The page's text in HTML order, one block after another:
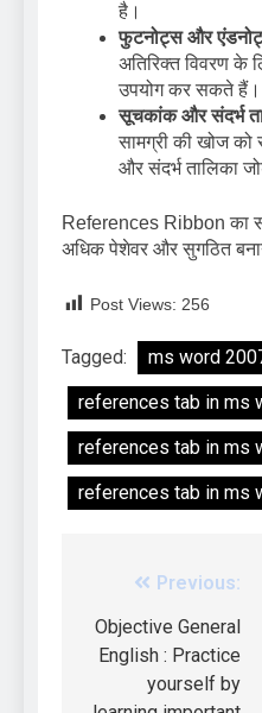
है।
फुटनोट्स और
अतिरिक्त विवरण के
उपयोग कर सकते हैं।
सूचकांक और संदर्भ
सामग्री की खोज
और संदर्भ तालिका
References Ribbon का
अधिक पेशेवर और सुगठित
Post Views: 256
Tagged:
ms word
references tab in ms
references tab in ms
references tab in ms
Previous:
Objective General
English : Practice
yourself by